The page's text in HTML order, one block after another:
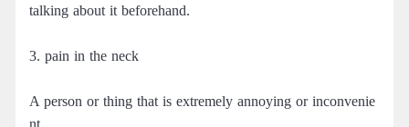
talking about it beforehand.
3. pain in the neck
A person or thing that is extremely annoying or inconvenie
nt.